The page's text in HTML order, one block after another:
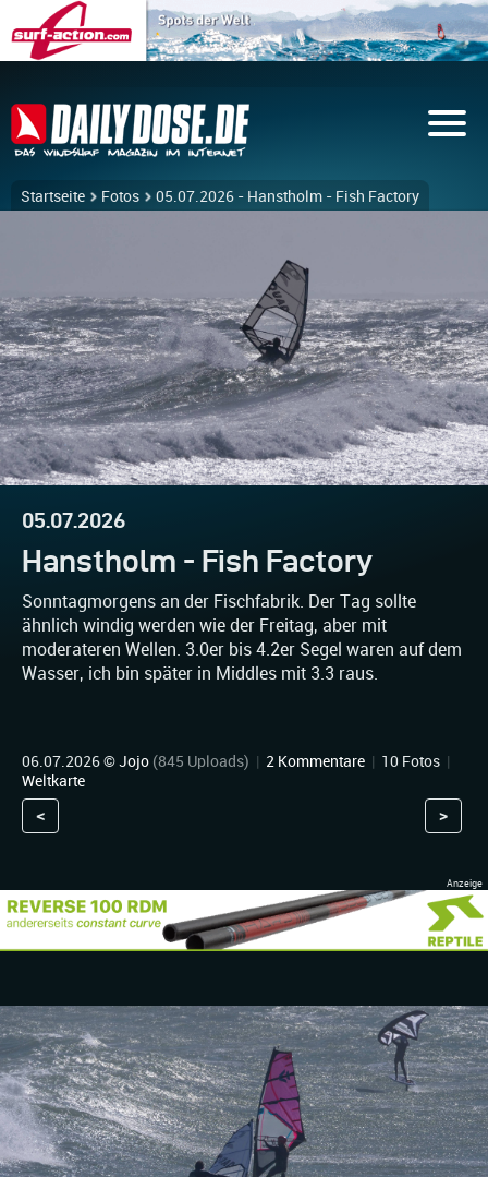
Startseite Fotos 05.07.2026 - Hanstholm - Fish Factory
05.07.2026
Hanstholm - Fish Factory
Sonntagmorgens an der Fischfabrik. Der Tag sollte
ähnlich windig werden wie der Freitag, aber mit
moderateren Wellen. 3.0er bis 4.2er Segel waren auf dem
Wasser, ich bin später in Middles mit 3.3 raus.
06.07.2026 ©Jojo (845 Uploads) | 2 Kommentare | 10 Fotos |
Weltkarte
< >